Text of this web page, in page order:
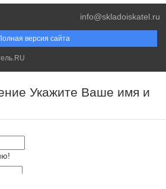
версия сайта
info@skladoiskatel.ru
Укажите Ваше имя и